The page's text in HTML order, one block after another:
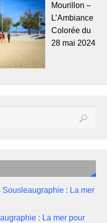
Mourillon –
L’Ambiance
Colorée du
28 mai 2024
Sousleaugraphie : La mer
: La mer pour